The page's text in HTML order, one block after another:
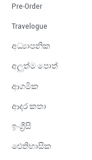
Pre-Order
Travelogue
අධ්‍යාපනික
අලුත්ම පොත්
ආගමික
ආදර කතා
ඉංග්‍රීසි
ඓතිහාසික